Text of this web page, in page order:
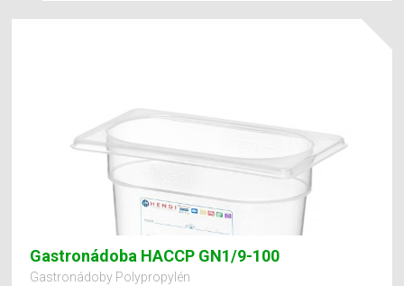
Gastronádoba HACCP GN1/9-100
Gastronádoby Polypropylén